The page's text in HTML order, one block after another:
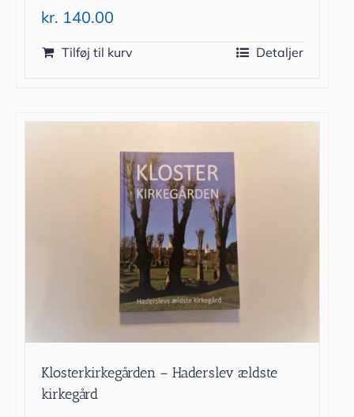
kr. 140.00
Tilføj til kurv Detaljer
Klosterkirkegården – Haderslev ældste
kirkegård